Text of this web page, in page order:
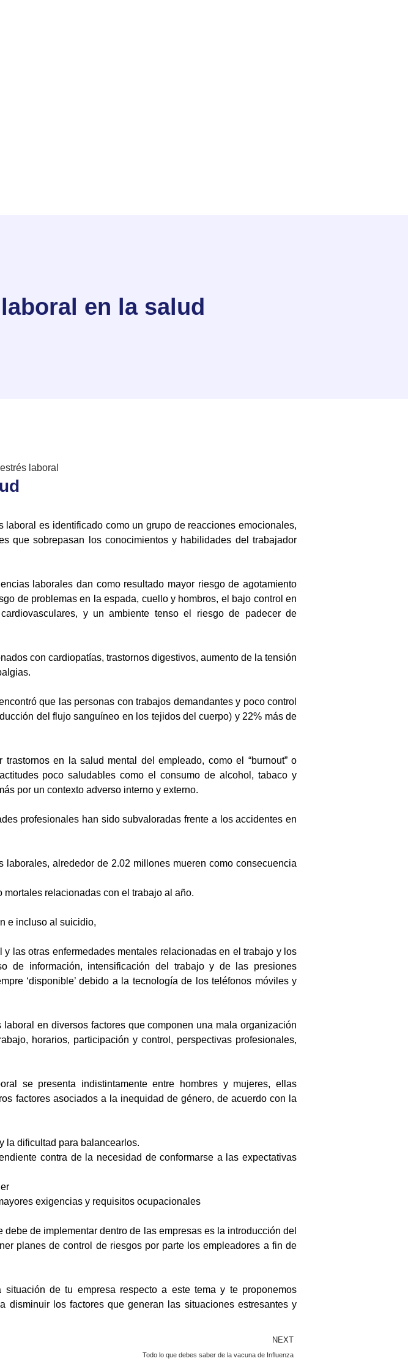
en la salud
es identificado como un grupo de reacciones emocionales,
que sobrepasan los conocimientos y habilidades del trabajador
laborales dan como resultado mayor riesgo de agotamiento
de problemas en la espada, cuello y hombros, el bajo control en
y un ambiente tenso el riesgo de padecer de
con cardiopatías, trastornos digestivos, aumento de la tensión
que las personas con trabajos demandantes y poco control
del flujo sanguíneo en los tejidos del cuerpo) y 22% más de
en la salud mental del empleado, como el “burnout” o
poco saludables como el consumo de alcohol, tabaco y
por un contexto adverso interno y externo.
profesionales han sido subvaloradas frente a los accidentes en
alrededor de 2.02 millones mueren como consecuencia
relacionadas con el trabajo al año.
e incluso al suicidio,
las otras enfermedades mentales relacionadas en el trabajo y los
de información, intensificación del trabajo y de las presiones
‘disponible’ debido a la tecnología de los teléfonos móviles y
en diversos factores que componen una mala organización
horarios, participación y control, perspectivas profesionales,
se presenta indistintamente entre hombres y mujeres, ellas
factores asociados a la inequidad de género, de acuerdo con la
la dificultad para balancearlos.
contra de la necesidad de conformarse a las expectativas
exigencias y requisitos ocupacionales
de implementar dentro de las empresas es la introducción del
planes de control de riesgos por parte los empleadores a fin de
de tu empresa respecto a este tema y te proponemos
disminuir los factores que generan las situaciones estresantes y
NEXT
Todo lo que debes saber de la vacuna de Influenza